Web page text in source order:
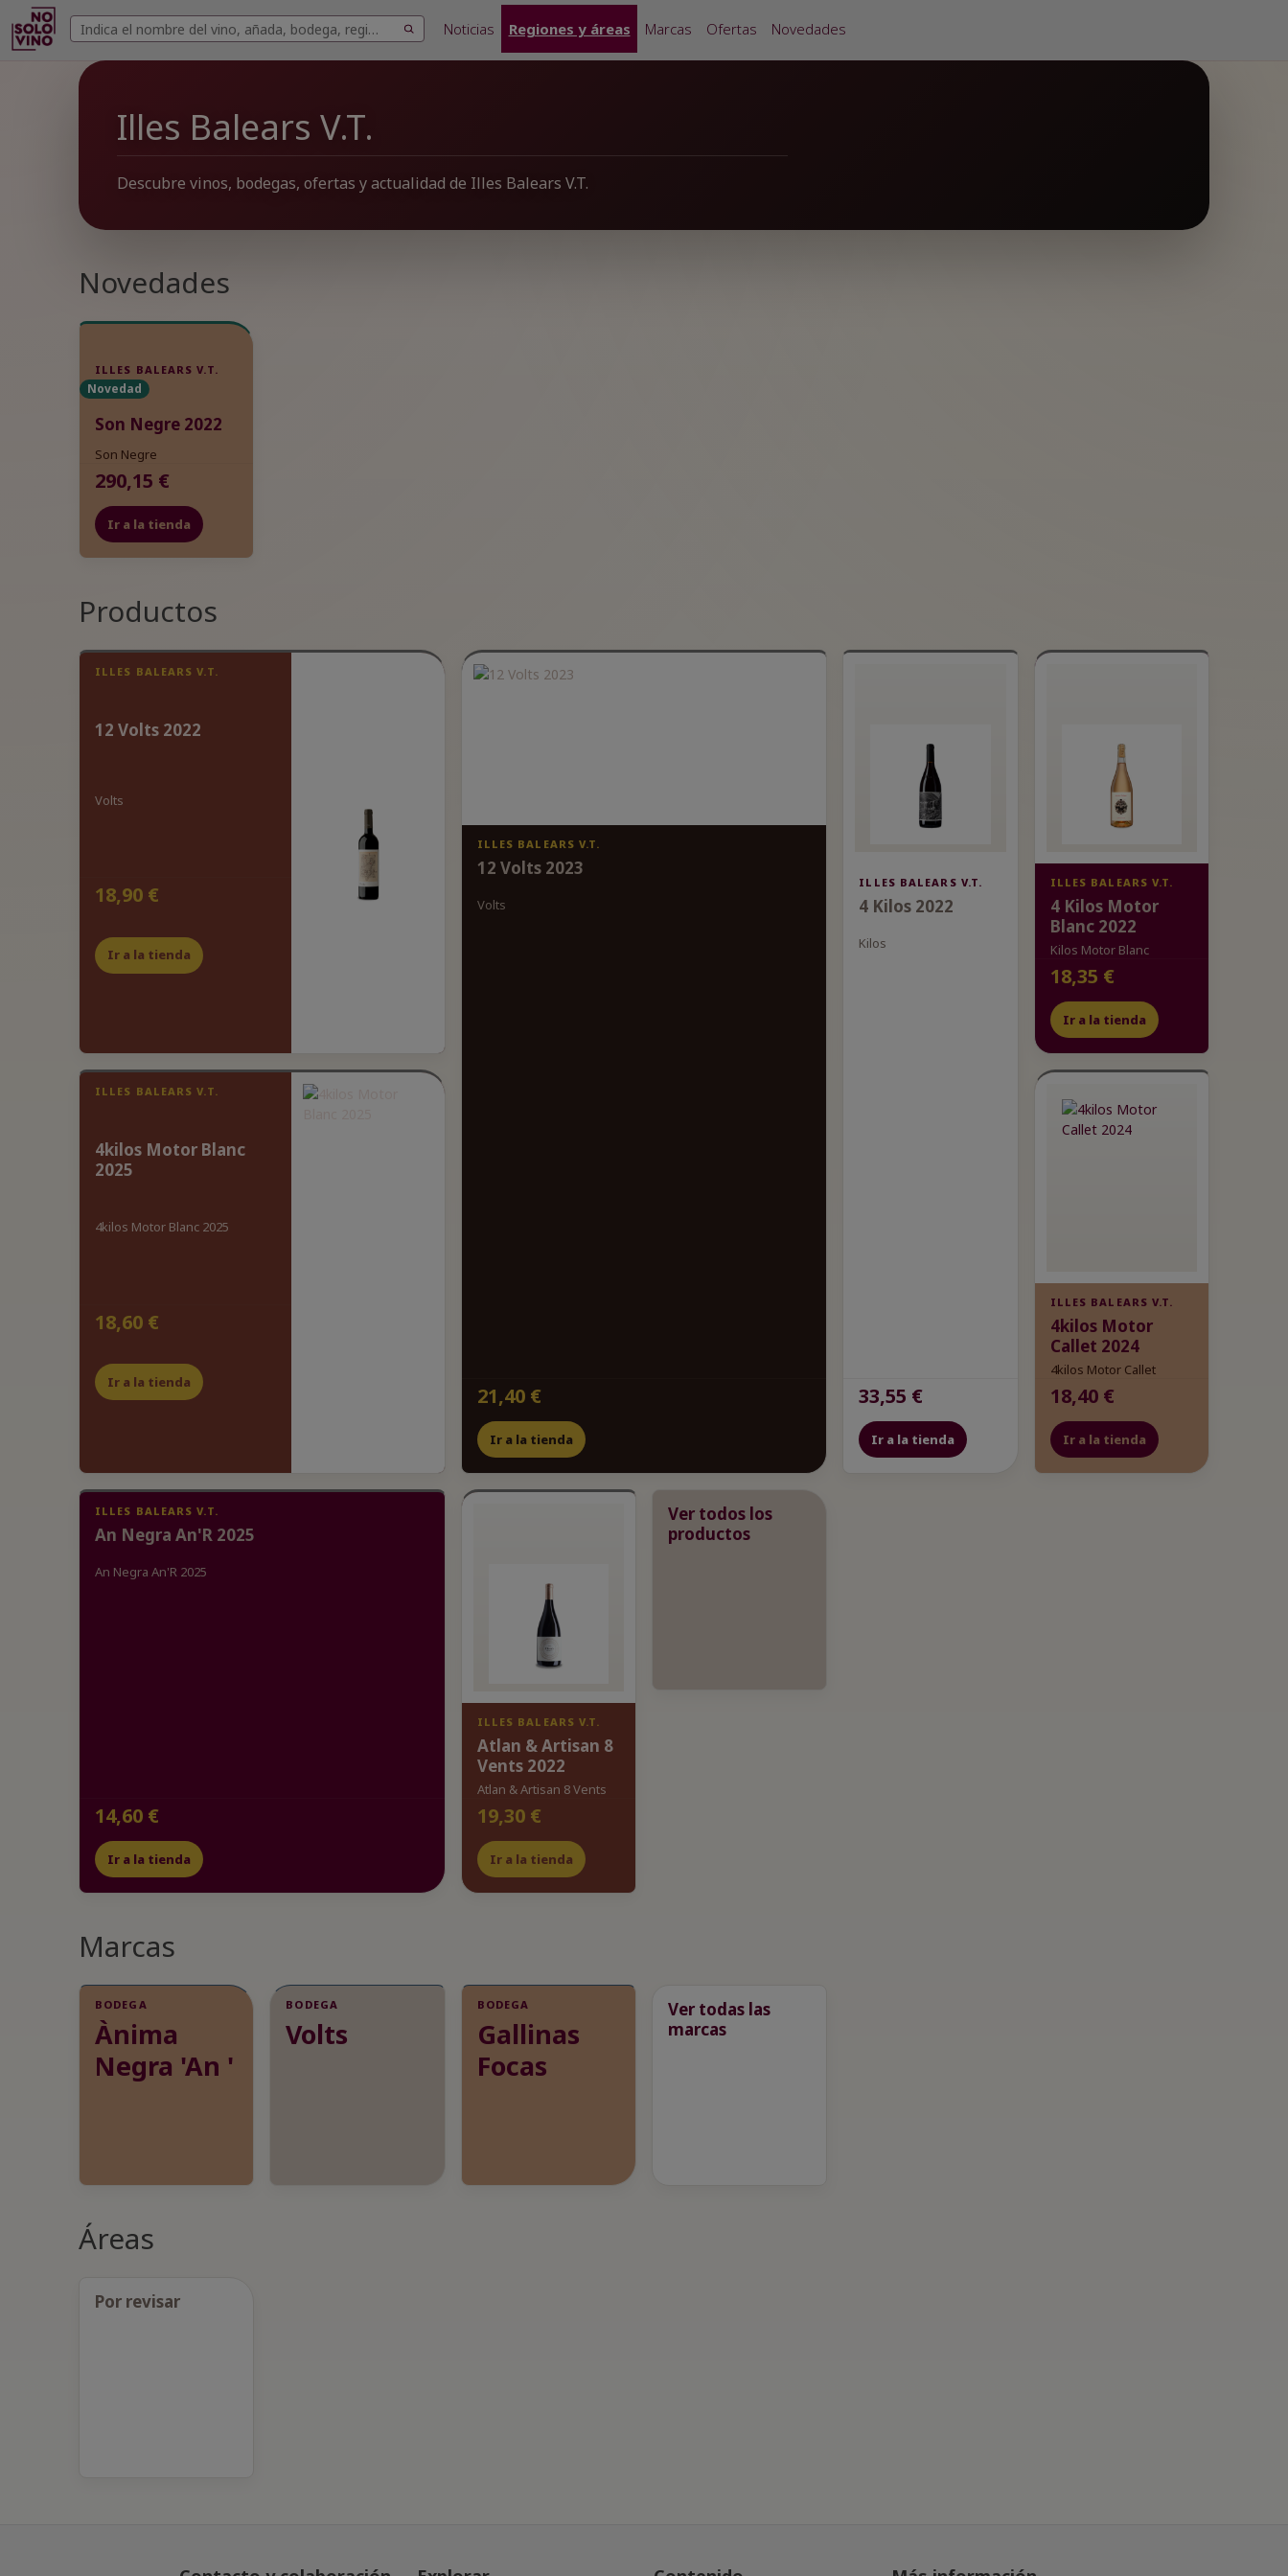
Buscar
vinos
Buscar Noticias Regiones y áreas Marcas Ofertas Novedades
Illes Balears V.T.
Descubre vinos, bodegas, ofertas y actualidad de Illes Balears V.T.
Novedades
ILLES BALEARS V.T.
Novedad
Son Negre 2022
Son Negre
290,15 €
Ir a la tienda
Productos
ILLES BALEARS V.T.
12 Volts 2022
Volts
18,90 €
Ir a la tienda
ILLES BALEARS V.T.
12 Volts 2023
Volts
21,40 €
Ir a la tienda
ILLES BALEARS V.T.
4 Kilos 2022
Kilos
33,55 €
Ir a la tienda
ILLES BALEARS V.T.
4 Kilos Motor
Blanc 2022
Kilos Motor Blanc
18,35 €
Ir a la tienda
ILLES BALEARS V.T.
4kilos Motor Blanc
2025
4kilos Motor Blanc 2025
18,60 €
Ir a la tienda
ILLES BALEARS V.T.
4kilos Motor
Callet 2024
4kilos Motor Callet
18,40 €
Ir a la tienda
ILLES BALEARS V.T.
An Negra An'R 2025
An Negra An'R 2025
14,60 €
Ir a la tienda
ILLES BALEARS V.T.
Atlan & Artisan 8
Vents 2022
Atlan & Artisan 8 Vents
19,30 €
Ir a la tienda
Ver todos los
productos
Marcas
BODEGA
Ànima
Negra 'An '
BODEGA
Volts
BODEGA
Gallinas
Focas
Ver todas las
marcas
Áreas
Por revisar